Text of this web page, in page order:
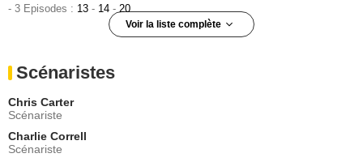
- 3 Episodes : 13 - 14 -20
Voir la liste complète
- 3 Episodes :2-6-7
Insp. Kresge
- 2 Episodes :
Veronica Cartwright
Cassandra Spender
Scénaristes
Chris Carter
Scénariste
Charlie Correll
Scénariste